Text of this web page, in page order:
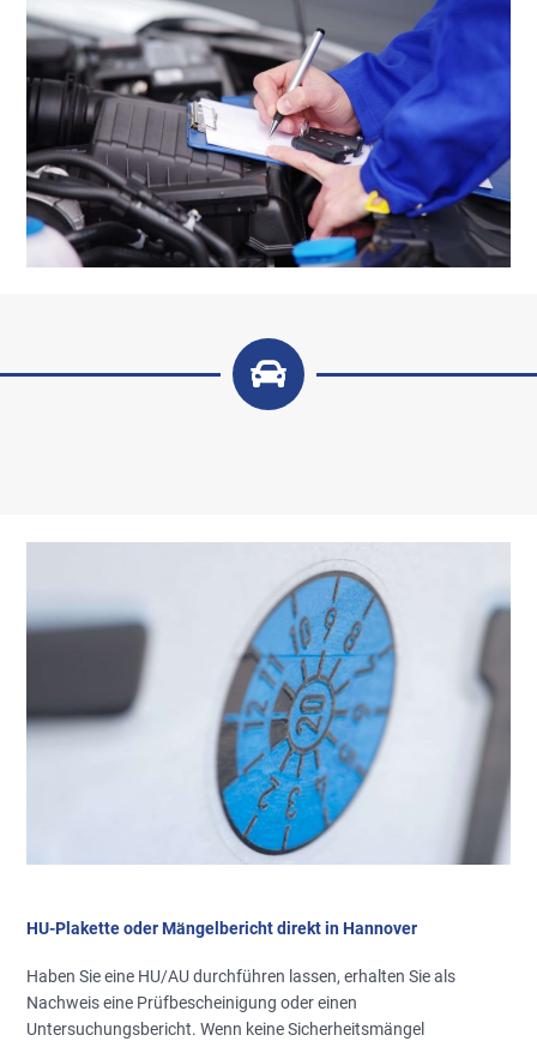
HU-Plakette oder Mängelbericht direkt in Hannover
Haben Sie eine HU/AU durchführen lassen, erhalten Sie als
Nachweis eine Prüfbescheinigung oder einen
Untersuchungsbericht. Wenn keine Sicherheitsmängel